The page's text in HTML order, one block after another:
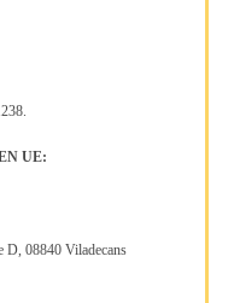
UE:
D, 08840 Viladecans